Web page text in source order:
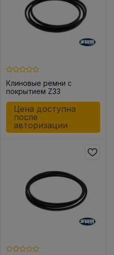
Клиновые ремни с
покрытием Z33
Цена доступна
после
авторизации